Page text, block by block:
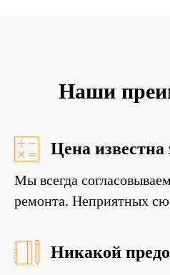
Наши
Цена известна
Мы всегда
ремонта. Неприятных
Никакой